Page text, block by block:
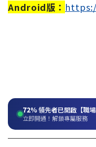
Android版：
72%領先者已開啟【職場
立即開通！解鎖專屬服務